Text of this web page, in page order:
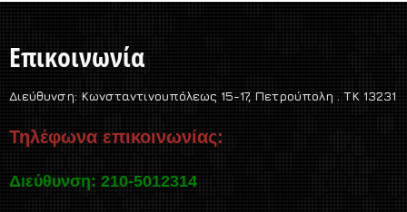
Επικοινωνία
Διεύθυνση: Κωνσταντινουπόλεως 15-17, Πετρούπολη . TK 13231
Τηλέφωνα επικοινωνίας:
Διεύθυνση: 210-5012314